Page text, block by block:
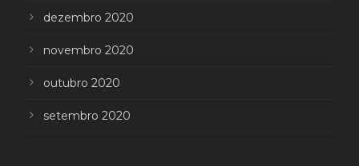
dezembro 2020
novembro 2020
outubro 2020
setembro 2020